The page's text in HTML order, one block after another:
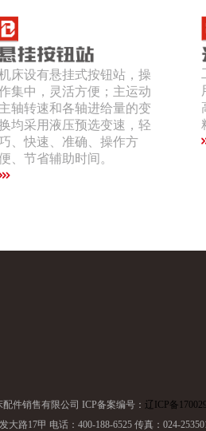
床设有悬挂式按钮站，操
集中，灵活方便；主运动
主轴转速和各轴进给量的变
均采用液压预选变速，轻
、快速、准确、操作方
、节省辅助时间。
件销售有限公司 ICP备案编号： 辽ICP备
大路17甲 电话：400-188-6525 传真：024-